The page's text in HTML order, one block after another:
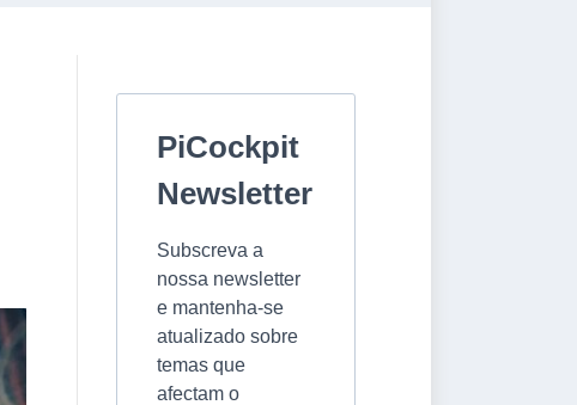
PiCockpit
Newsletter
Subscreva a
nossa newsletter
e mantenha-se
atualizado sobre
temas que
afectam o